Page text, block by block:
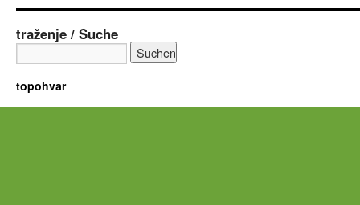
traženje / Suche
topohvar